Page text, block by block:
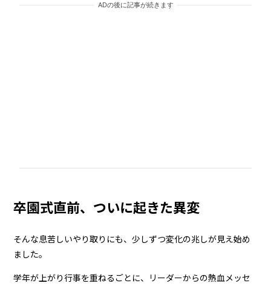
ADの後に記事が続きます
卒園式直前、ついに起きた異変
そんな息苦しいやり取りにも、少しずつ変化の兆しが見え始め
ました。
学年が上がり行事を重ねるごとに、リーダーからの熱血メッセ